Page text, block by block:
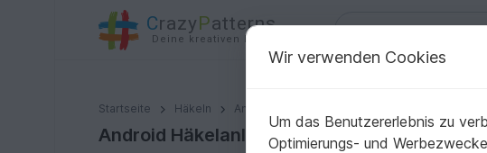
CrazyPatterns
Deine kreativen Ideen
Startseite Häkeln Amigurumi
Android Häkelanleitung Roboter fantasy Amigurumi häkeln PDF
Android Häkelanleitung Roboter fantasy
Wir verwenden Cookies
Um das Benutzererlebnis zu
Optimierungs- und